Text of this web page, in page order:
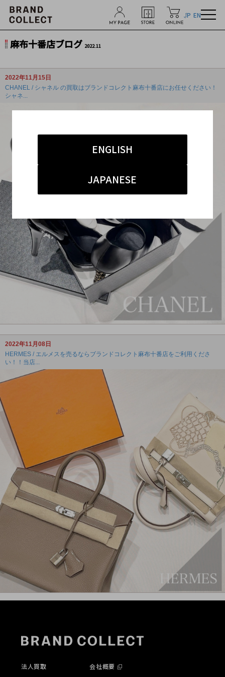
JP EN
ENGLISH
JAPANESE
麻布十番店ブログ 2022.11
2022年11月15日
CHANEL / シャネル の買取はブランドコレクト麻布十番店にお任せください！
シャネ...
2022年11月08日
HERMES / エルメスを売るならブランドコレクト麻布十番店をご利用くださ
い！！当店...
法人買取 会社概要